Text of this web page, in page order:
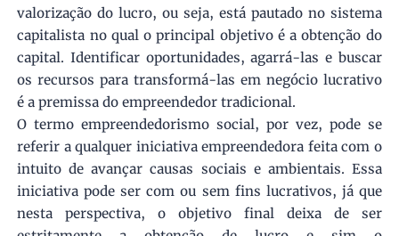
valorização do lucro, ou seja, está pautado no sistema
capitalista no qual o principal objetivo é a obtenção do
capital. Identificar oportunidades, agarrá-las e buscar
os recursos para transformá-las em negócio lucrativo
é a premissa do empreendedor tradicional.
O termo empreendedorismo social, por vez, pode se
referir a qualquer iniciativa empreendedora feita com o
intuito de avançar causas sociais e ambientais. Essa
iniciativa pode ser com ou sem fins lucrativos, já que
nesta perspectiva, o objetivo final deixa de ser